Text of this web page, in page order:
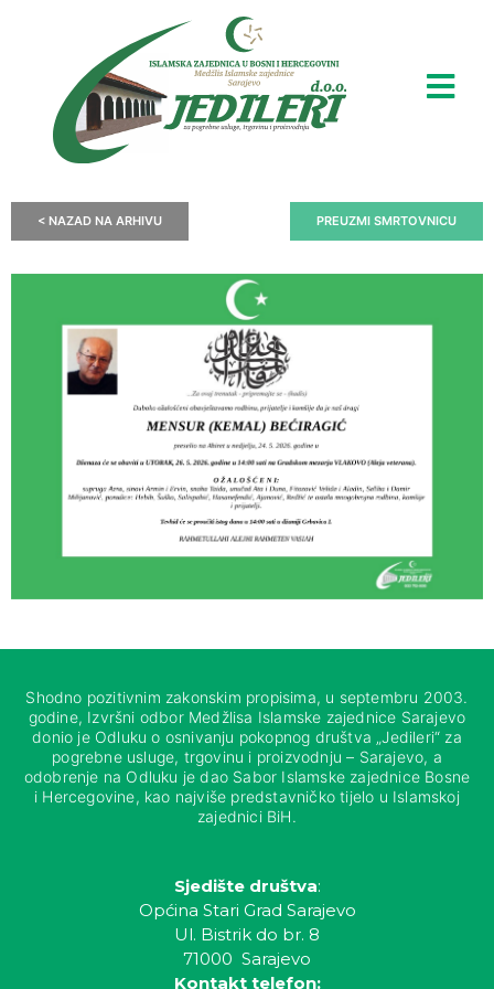
< NAZAD NA ARHIVU PREUZMI SMRTOVNICU
Shodno pozitivnim zakonskim propisima, u septembru 2003.
godine, Izvršni odbor Medžlisa Islamske zajednice Sarajevo
donio je Odluku o osnivanju pokopnog društva „Jedileri“ za
pogrebne usluge, trgovinu i proizvodnju – Sarajevo, a
odobrenje na Odluku je dao Sabor Islamske zajednice Bosne
i Hercegovine, kao najviše predstavničko tijelo u Islamskoj
zajednici BiH.
Sjedište društva:
Općina Stari Grad Sarajevo
Ul. Bistrik do br. 8
71000 Sarajevo
Kontakt telefon: